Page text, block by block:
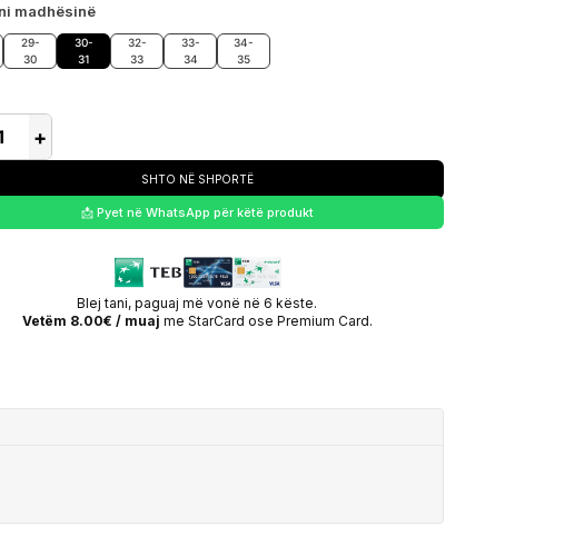
madhësinë
29-
30
30-
31
32-
33
33-
34
34-
35
+
SHTO NË SHPORTË
📩 Pyet në WhatsApp për këtë produkt
Blej tani, paguaj më vonë në 6 këste.
Vetëm 8.00€ / muaj me StarCard ose Premium Card.